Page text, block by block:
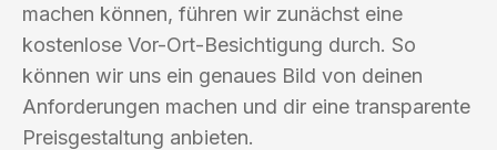
machen können, führen wir zunächst eine
kostenlose Vor-Ort-Besichtigung durch. So
können wir uns ein genaues Bild von deinen
Anforderungen machen und dir eine transparente
Preisgestaltung anbieten.